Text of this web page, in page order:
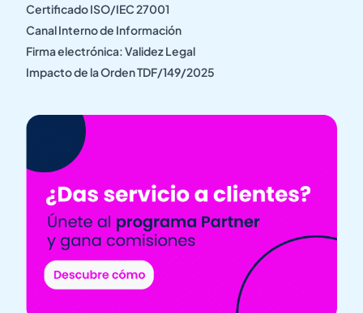
Certificado ISO/IEC 27001
Canal Interno de Información
Firma electrónica: Validez Legal
Impacto de la Orden TDF/149/2025